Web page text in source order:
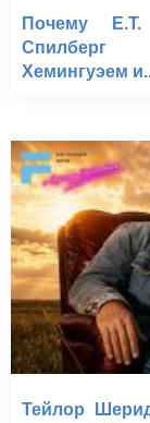
Почему
Спилберг
Хемингуэем
Тейлор